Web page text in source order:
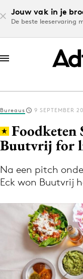
Jouw vak in je
De beste leeservaring
Log in
Volg het
Menu
Bureaus 9 SEPTEMBER
Foodketen
Buutvrij for
Na een pitch
Eck won Buutvrij